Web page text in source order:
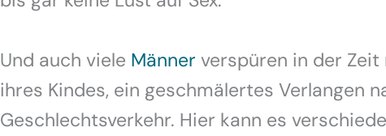
Und auch viele Männer verspüren in der
ihres Kindes, ein geschmälertes Verlangen
Geschlechtsverkehr. Hier kann es